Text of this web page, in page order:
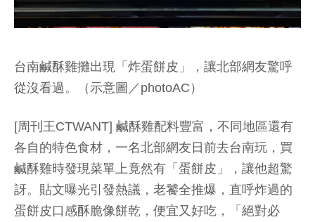
台南鹹酥雞攤出現「炸蛋餅皮」，讓北部網友驚呼
從沒看過。（示意圖／photoAC）
[周刊王CTWANT] 鹹酥雞配料豐富，不同地區還有
各自的特色食材，一名北部網友日前去台南玩，買
鹹酥雞時發現菜單上竟然有「蛋餅皮」，讓他超驚
訝。貼文曝光引發熱議，老饕全推爆，直呼炸過的
蛋餅皮口感酥脆像餅乾，便宜又好吃，「絕對必